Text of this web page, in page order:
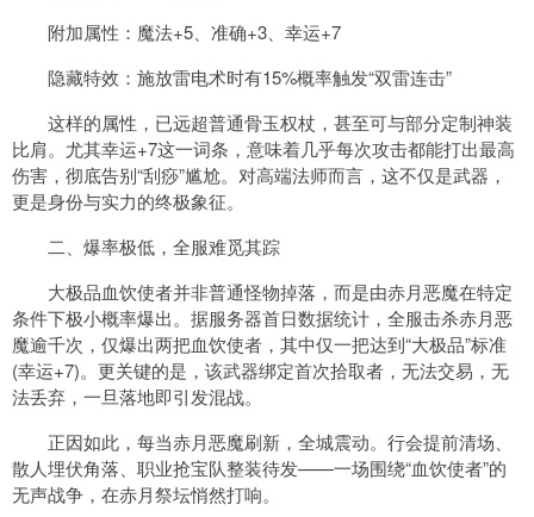
附加属性：魔法+5、准确+3、幸运+7
隐藏特效：施放雷电术时有15%概率触发“双雷连击”
这样的属性，已远超普通骨玉权杖，甚至可与部分定制神装
比肩。尤其幸运+7这一词条，意味着几乎每次攻击都能打出最高
伤害，彻底告别“刮痧”尴尬。对高端法师而言，这不仅是武器，
更是身份与实力的终极象征。
二、爆率极低，全服难觅其踪
大极品血饮使者并非普通怪物掉落，而是由赤月恶魔在特定
条件下极小概率爆出。据服务器首日数据统计，全服击杀赤月恶
魔逾千次，仅爆出两把血饮使者，其中仅一把达到“大极品”标准
(幸运+7)。更关键的是，该武器绑定首次拾取者，无法交易，无
法丢弃，一旦落地即引发混战。
正因如此，每当赤月恶魔刷新，全城震动。行会提前清场、
散人埋伏角落、职业抢宝队整装待发——一场围绕“血饮使者”的
无声战争，在赤月祭坛悄然打响。